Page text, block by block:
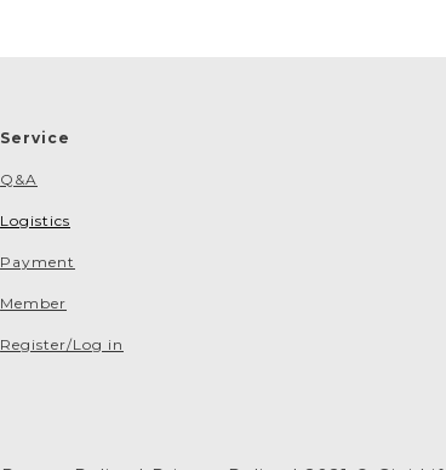
Service
Q&A
Logistics
Payment
Member
Register/Log in